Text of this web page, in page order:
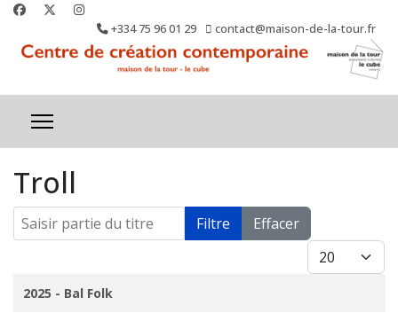
+334 75 96 01 29 contact@maison-de-la-tour.fr
Troll
Saisir partie du titre Filtre Effacer
Afficher #
Titre
2025 - Bal Folk